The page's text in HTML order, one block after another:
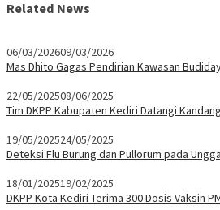
Related News
06/03/202609/03/2026
Mas Dhito Gagas Pendirian Kawasan
22/05/202508/06/2025
Tim DKPP Kabupaten Kediri Datangi
19/05/202524/05/2025
Deteksi Flu Burung dan Pullorum pada
18/01/202519/02/2025
DKPP Kota Kediri Terima 300 Dosis Vaksin